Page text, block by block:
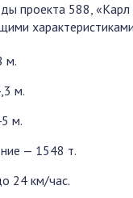
проекта 588,
м.
м.
м.
— 1548 т.
24 км/час.